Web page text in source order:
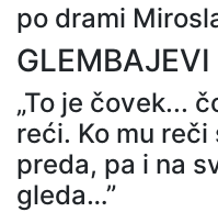
po drami
GLEMBAJEVI
„To je čovek...
reći. Ko mu
preda, pa i na
gleda…”